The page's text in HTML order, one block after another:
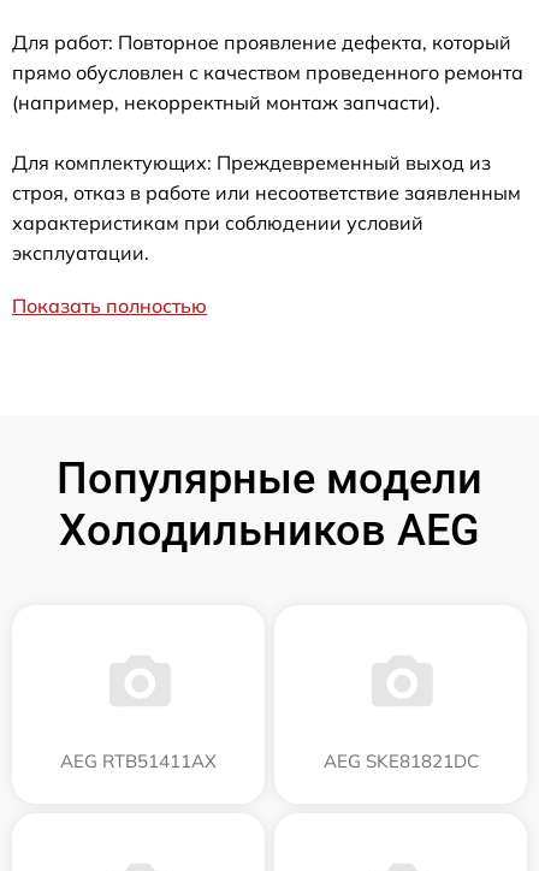
Для работ: Повторное проявление дефекта, который
прямо обусловлен с качеством проведенного ремонта
(например, некорректный монтаж запчасти).
Для комплектующих: Преждевременный выход из
строя, отказ в работе или несоответствие заявленным
характеристикам при соблюдении условий
эксплуатации.
Показать полностью
Популярные модели
Холодильников AEG
AEG RTB51411AX AEG SKE81821DC